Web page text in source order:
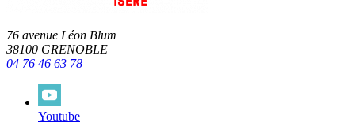
76 avenue Léon Blum
38100 GRENOBLE
04 76 46 63 78
Youtube